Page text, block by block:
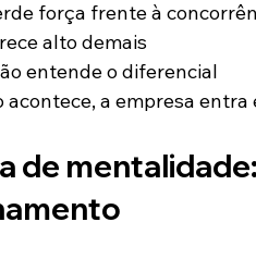
força frente à
alto demais
entende o diferencial
acontece, a empresa
de